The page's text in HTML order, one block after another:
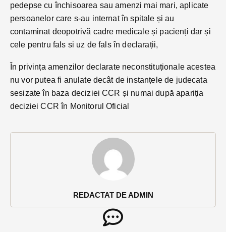
REDACTAT DE ADMIN
pedepse cu închisoarea sau amenzi mai mari, aplicate
persoanelor care s-au internat în spitale și au
contaminat deopotrivă cadre medicale și pacienți dar și
cele pentru fals si uz de fals în declarații,
În privința amenzilor declarate neconstituționale acestea
nu vor putea fi anulate decât de instanțele de judecata
sesizate în baza deciziei CCR și numai după apariția
deciziei CCR în Monitorul Oficial